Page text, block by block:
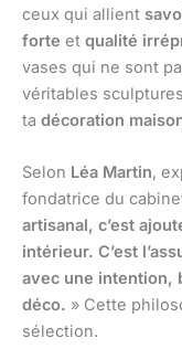
ceux qui allient
forte et qualité
vases qui ne sont
véritables
ta décoration
Selon Léa Martin,
fondatrice du
artisanal, c’est
intérieur. C’est
avec une intention,
déco. » Cette
sélection.